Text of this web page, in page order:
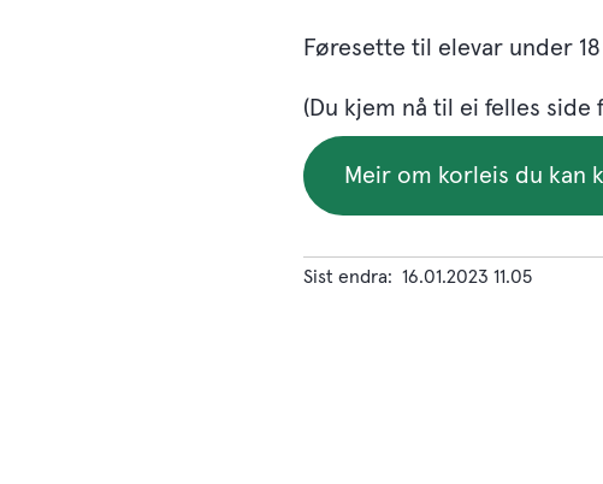
Føresette til elevar under
(Du kjem nå til ei felles side
Meir om korleis du kan
Sist endra 16.01.2023 11.05